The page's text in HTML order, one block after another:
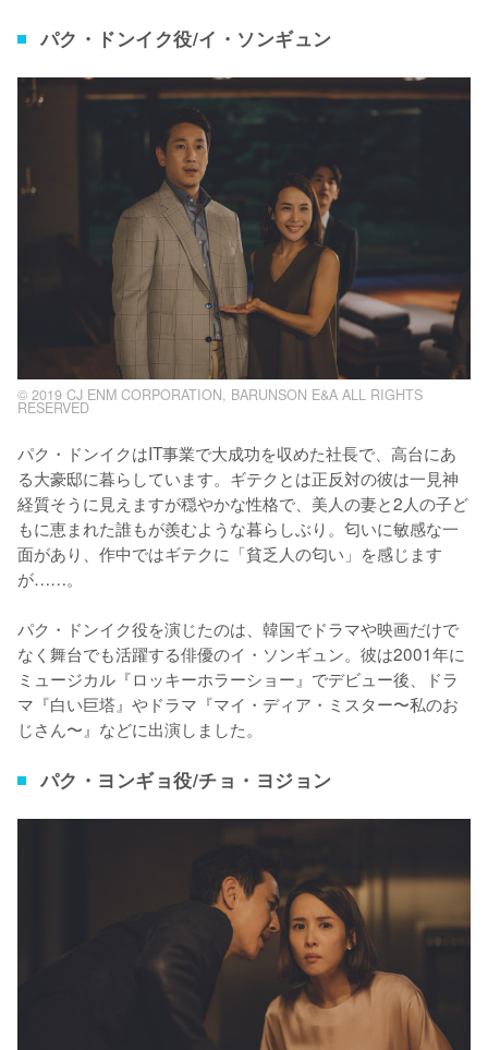
パク・ドンイク役/イ・ソンギュン
© 2019 CJ ENM CORPORATION, BARUNSON E&A ALL RIGHTS
RESERVED
パク・ドンイクはIT事業で大成功を収めた社長で、高台にあ
る大豪邸に暮らしています。ギテクとは正反対の彼は一見神
経質そうに見えますが穏やかな性格で、美人の妻と2人の子ど
もに恵まれた誰もが羨むような暮らしぶり。匂いに敏感な一
面があり、作中ではギテクに「貧乏人の匂い」を感じます
が……。
パク・ドンイク役を演じたのは、韓国でドラマや映画だけで
なく舞台でも活躍する俳優のイ・ソンギュン。彼は2001年に
ミュージカル『ロッキーホラーショー』でデビュー後、ドラ
マ『白い巨塔』やドラマ『マイ・ディア・ミスター〜私のお
じさん〜』などに出演しました。
パク・ヨンギョ役/チョ・ヨジョン